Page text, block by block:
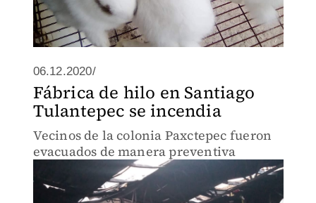
06.12.2020/
Fábrica de hilo en Santiago
Tulantepec se incendia
Vecinos de la colonia Paxctepec fueron
evacuados de manera preventiva